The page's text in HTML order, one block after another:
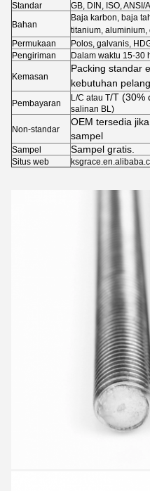
Standar
GB, DIN, ISO, ANSI/
Bahan
Baja karbon, baja
titanium, aluminium,
Permukaan
Polos, galvanis,
Pengiriman
Dalam waktu 15-30
Kemasan
Packing standar
kebutuhan
Pembayaran
L/C atau T/T (30%
salinan BL)
Non-standar
OEM tersedia
sampel
Sampel Sampel gratis.
Situs web